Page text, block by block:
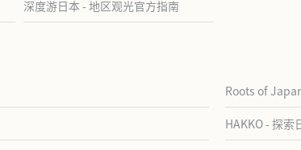
深度游日本 - 地区观光官方指南
Roots of
HAKKO - 探索